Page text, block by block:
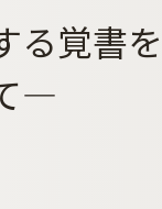
る覚書
―